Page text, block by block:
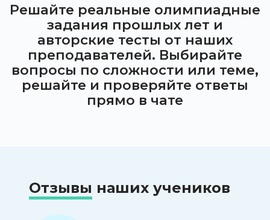
Решайте реальные олимпиадные
задания прошлых лет и
авторские тесты от наших
преподавателей. Выбирайте
вопросы по сложности или теме,
решайте и проверяйте ответы
прямо в чате
Отзывы наших учеников